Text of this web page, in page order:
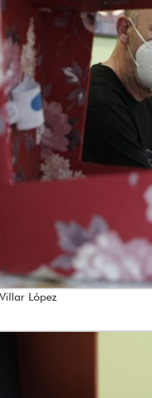
López